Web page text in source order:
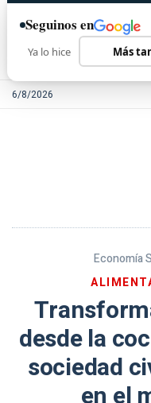
6/8/2026
Economía
desde la
sociedad
Seguinos en
Ya lo hice Más